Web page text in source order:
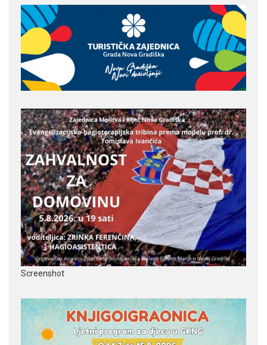
Screenshot